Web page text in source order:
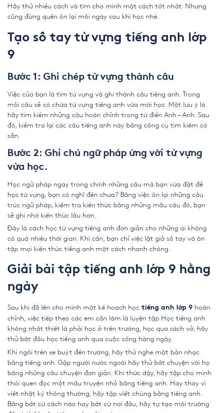
Hãy thử nhiều cách và tìm cho mình một cách tốt nhất. Nhưng
cũng đừng quên ôn lại mỗi ngày sau khi học nhé.
Tạo sổ tay từ vựng tiếng anh lớp
9
Bước 1: Ghi chép từ vựng thành câu
Việc của bạn là tìm từ vựng và ghi thành câu tiếng anh. Trong
mỗi câu sẽ có chứa từ vựng tiếng anh vừa mới học. Một lưu ý là
hãy tìm kiếm những câu hoàn chỉnh trong từ điển Anh – Anh. Sau
đó, kiểm tra lại các câu tiếng anh này bằng công cụ tìm kiếm có
sẵn.
Bước 2: Ghi chú ngữ pháp ứng với từ vựng
vừa học.
Học ngữ pháp ngay trong chính những câu mà bạn vừa đặt để
học từ vựng, bạn có nghĩ đến chưa? Bằng việc ôn lại những cấu
trúc ngữ pháp, kiểm tra kiến thức bằng những mẫu câu đó, bạn
sẽ ghi nhớ kiến thức lâu hơn.
Đây là cách học từ vựng tiếng anh đơn giản cho những ai không
có quá nhiều thời gian. Khi cần, bạn chỉ việc lật giở sổ tay và ôn
tập mọi kiến thức tiếng anh một cách nhanh chóng.
Giải bài tập tiếng anh lớp 9 hằng
ngày
Sau khi đã lên cho mình một kế hoạch học tiếng anh lớp 9 hoàn
chỉnh, việc tiếp theo các em cần làm là luyện tập Học tiếng anh
không nhất thiết là phải học ở trên trường, học qua sách vở, hãy
thử bắt đầu học tiếng anh qua cuộc sống hàng ngày.
Khi ngồi trên xe buýt đến trường, hãy thử nghe một bản nhạc
bằng tiếng anh. Gặp người nước ngoài hãy thử bắt chuyện với họ
bằng những câu chuyện đơn giản. Khi thức dậy, hãy tập cho mình
thói quen đọc một mẩu truyện nhỏ bằng tiếng anh. Hay thay vì
viết nhật ký thông thường, hãy tập viết chúng bằng tiếng anh.
Bằng bất cứ cách nào hay bất cứ nơi đâu, hãy tự tạo môi trường